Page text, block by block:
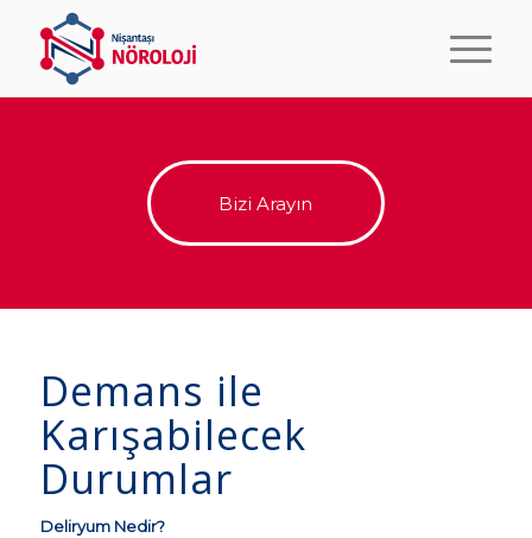
Bizi Arayın
Demans ile
Karışabilecek
Durumlar
Deliryum Nedir?